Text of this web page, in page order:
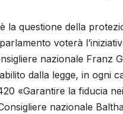
la questione della
voterà
nazionale Franz
dalla legge, in ogni
«Garantire la fiducia
nazionale